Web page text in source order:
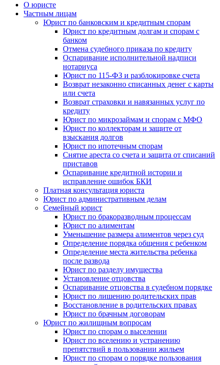
О юристе
Частным лицам
Юрист по банковским и кредитным спорам
Юрист по кредитным долгам и спорам с
банком
Отмена судебного приказа по кредиту
Оспаривание исполнительной надписи
нотариуса
Юрист по 115-ФЗ и разблокировке счета
Возврат незаконно списанных денег с карты
или счета
Возврат страховки и навязанных услуг по
кредиту
Юрист по микрозаймам и спорам с МФО
Юрист по коллекторам и защите от
взыскания долгов
Юрист по ипотечным спорам
Снятие ареста со счета и защита от списаний
приставов
Оспаривание кредитной истории и
исправление ошибок БКИ
Платная консультация юриста
Юрист по административным делам
Семейный юрист
Юрист по бракоразводным процессам
Юрист по алиментам
Уменьшение размера алиментов через суд
Определение порядка общения с ребенком
Определение места жительства ребенка
после развода
Юрист по разделу имущества
Установление отцовства
Оспаривание отцовства в судебном порядке
Юрист по лишению родительских прав
Восстановление в родительских правах
Юрист по брачным договорам
Юрист по жилищным вопросам
Юрист по спорам о выселении
Юрист по вселению и устранению
препятствий в пользовании жильем
Юрист по спорам о порядке пользования